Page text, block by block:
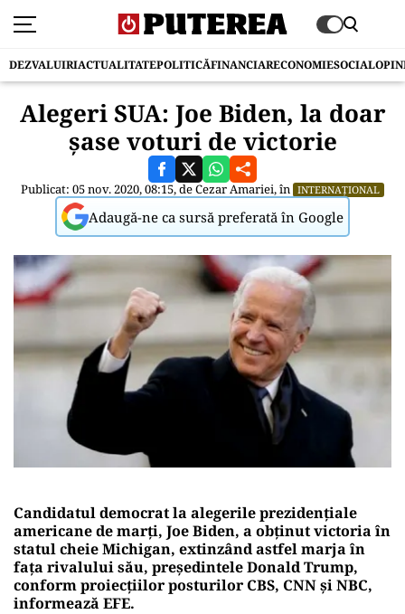
DEZVALUIRIACTUALITATEPOLITICĂFINANCIARECONOMIESOCIAL
Alegeri SUA: Joe Biden, la doar
șase voturi de victorie
Publicat: 05 nov. 2020, 08:15, deCezar Amariei, în INTERNAȚIONAL
Adaugă-ne ca sursă preferată în Google
Candidatul democrat la alegerile prezidenţiale
americane de marţi, Joe Biden, a obţinut victoria în
statul cheie Michigan, extinzând astfel marja în
faţa rivalului său, preşedintele Donald Trump,
conform proiecţiilor posturilor CBS, CNN şi NBC,
informează EFE.